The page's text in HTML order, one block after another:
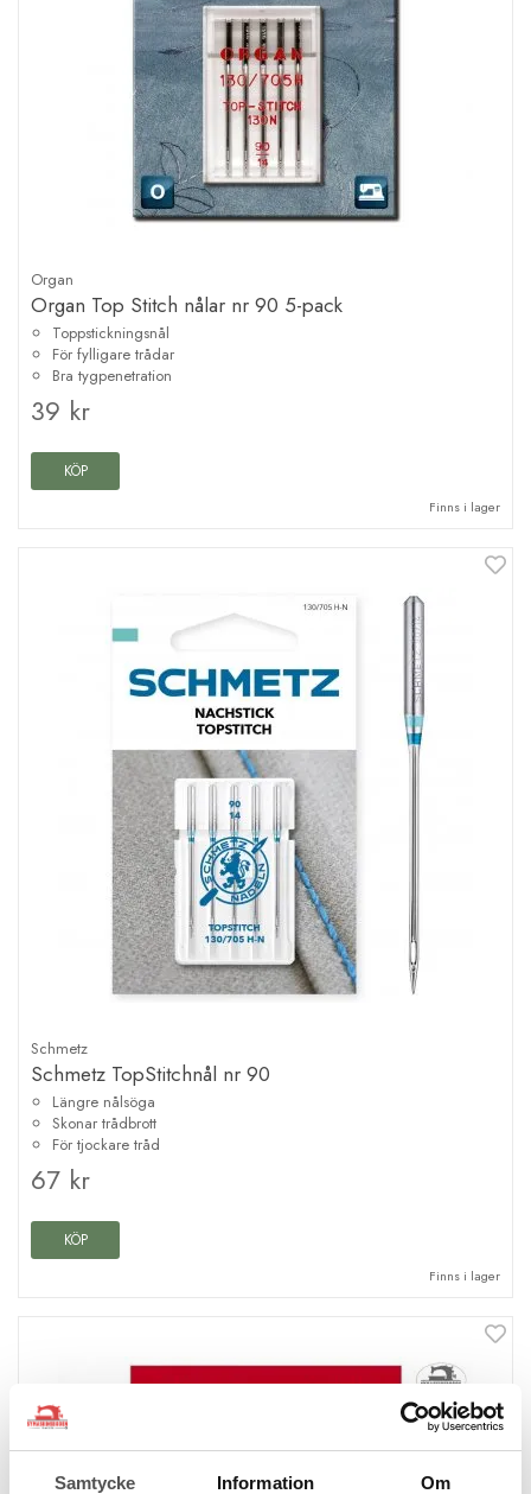
Samtycke Information Om
Organ
Organ Top Stitch nålar nr 90 5-pack
Toppstickningsnål
För fylligare trådar
Bra tygpenetration
39 kr
KÖP
Finns i lager
Schmetz
Schmetz TopStitchnål nr 90
Längre nålsöga
Skonar trådbrott
För tjockare tråd
67 kr
KÖP
Finns i lager